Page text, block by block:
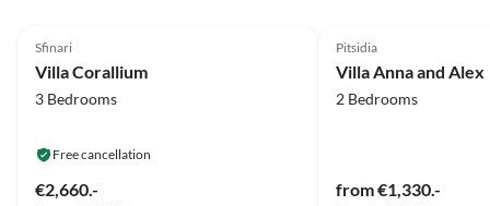
Sfinari
Villa Corallium
3 Bedrooms
Free cancellation
€2,660.-
Pitsidia
Villa Anna and Alex
2 Bedrooms
from €1,330.-